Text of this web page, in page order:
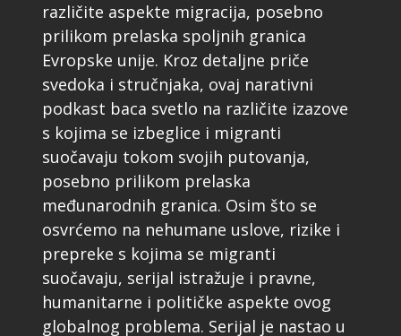
različite aspekte migracija, posebno
prilikom prelaska spoljnih granica
Evropske unije. Kroz detaljne priče
svedoka i stručnjaka, ovaj narativni
podkast baca svetlo na različite izazove
s kojima se izbeglice i migranti
suočavaju tokom svojih putovanja,
posebno prilikom prelaska
međunarodnih granica. Osim što se
osvrćemo na nehumane uslove, rizike i
prepreke s kojima se migranti
suočavaju, serijal istražuje i pravne,
humanitarne i političke aspekte ovog
globalnog problema. Serijal je nastao u